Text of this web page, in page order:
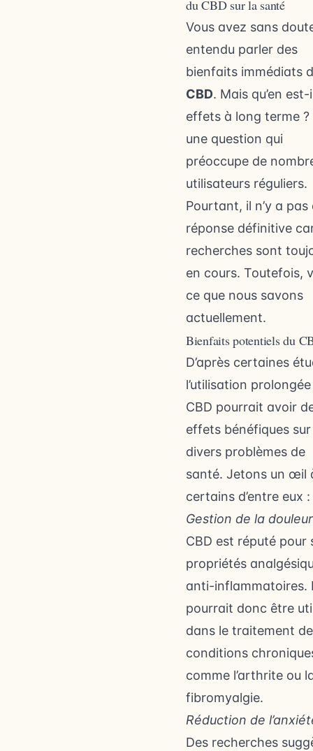
du CBD sur la santé
Vous avez sans
entendu parler des
bienfaits immédiats
CBD. Mais qu’en
effets à long terme ?
une question qui
préoccupe de
utilisateurs réguliers.
Pourtant, il n’y a pas
réponse définitive
recherches sont
en cours. Toutefois,
ce que nous savons
actuellement.
Bienfaits potentiels du
D’après certaines
l’utilisation
CBD pourrait avoir
effets bénéfiques sur
divers problèmes de
santé. Jetons un œil
certains d’entre eux :
Gestion de la
CBD est réputé pour
propriétés
anti-inflammatoires.
pourrait donc être
dans le traitement de
conditions
comme l’arthrite ou
fibromyalgie.
Réduction de
Des recherches